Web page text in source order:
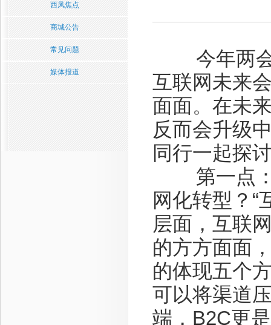
西凤焦点
商城公告
常见问题
媒体报道
今年两会
互联网未来
面面。在未
反而会升级
同行一起探
第一点：
网化转型？“
层面，互联
的方方面面
的体现五个
可以将渠道
端，B2C更